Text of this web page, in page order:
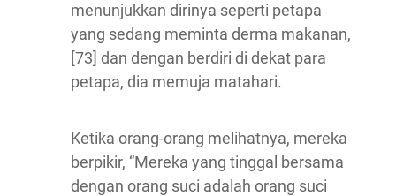
menunjukkan dirinya seperti petapa
yang sedang meminta derma makanan,
[73] dan dengan berdiri di dekat para
petapa, dia memuja matahari.
Ketika orang-orang melihatnya, mereka
berpikir, “Mereka yang tinggal bersama
dengan orang suci adalah orang suci